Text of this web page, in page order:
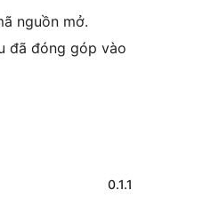
nguồn mở.
đã đóng góp vào
0.1.1